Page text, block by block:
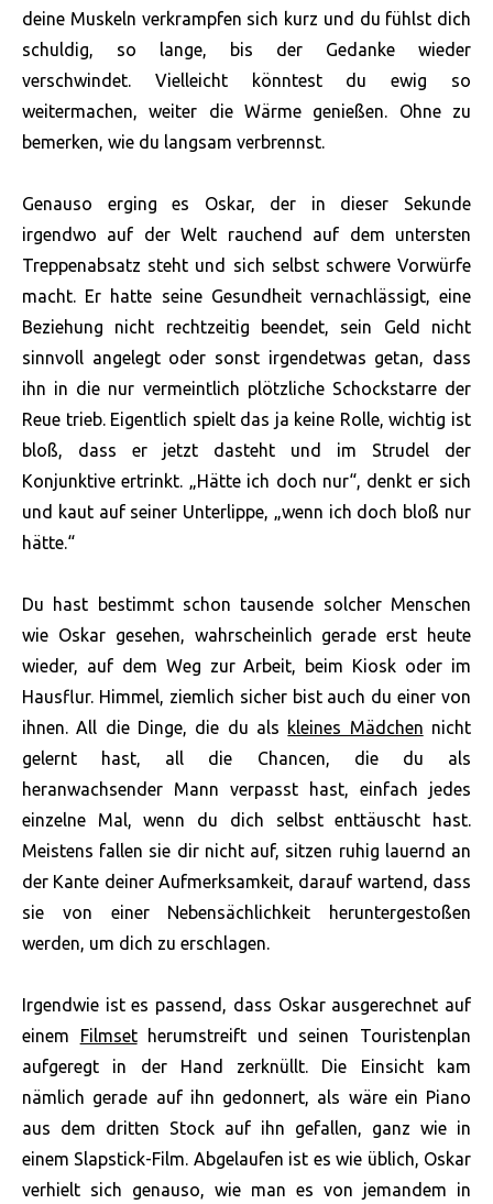
deine Muskeln verkrampfen sich kurz und du fühlst dich
schuldig, so lange, bis der Gedanke wieder
verschwindet. Vielleicht könntest du ewig so
weitermachen, weiter die Wärme genießen. Ohne zu
bemerken, wie du langsam verbrennst.
Genauso erging es Oskar, der in dieser Sekunde
irgendwo auf der Welt rauchend auf dem untersten
Treppenabsatz steht und sich selbst schwere Vorwürfe
macht. Er hatte seine Gesundheit vernachlässigt, eine
Beziehung nicht rechtzeitig beendet, sein Geld nicht
sinnvoll angelegt oder sonst irgendetwas getan, dass
ihn in die nur vermeintlich plötzliche Schockstarre der
Reue trieb. Eigentlich spielt das ja keine Rolle, wichtig ist
bloß, dass er jetzt dasteht und im Strudel der
Konjunktive ertrinkt. „Hätte ich doch nur“, denkt er sich
und kaut auf seiner Unterlippe, „wenn ich doch bloß nur
hätte.“
Du hast bestimmt schon tausende solcher Menschen
wie Oskar gesehen, wahrscheinlich gerade erst heute
wieder, auf dem Weg zur Arbeit, beim Kiosk oder im
Hausflur. Himmel, ziemlich sicher bist auch du einer von
ihnen. All die Dinge, die du als kleines Mädchen nicht
gelernt hast, all die Chancen, die du als
heranwachsender Mann verpasst hast, einfach jedes
einzelne Mal, wenn du dich selbst enttäuscht hast.
Meistens fallen sie dir nicht auf, sitzen ruhig lauernd an
der Kante deiner Aufmerksamkeit, darauf wartend, dass
sie von einer Nebensächlichkeit heruntergestoßen
werden, um dich zu erschlagen.
Irgendwie ist es passend, dass Oskar ausgerechnet auf
einem
Filmsetherumstreift und seinen Touristenplan
aufgeregt in der Hand zerknüllt. Die Einsicht kam
nämlich gerade auf ihn gedonnert, als wäre ein Piano
aus dem dritten Stock auf ihn gefallen, ganz wie in
einem Slapstick-Film. Abgelaufen ist es wie üblich, Oskar
verhielt sich genauso, wie man es von jemandem in